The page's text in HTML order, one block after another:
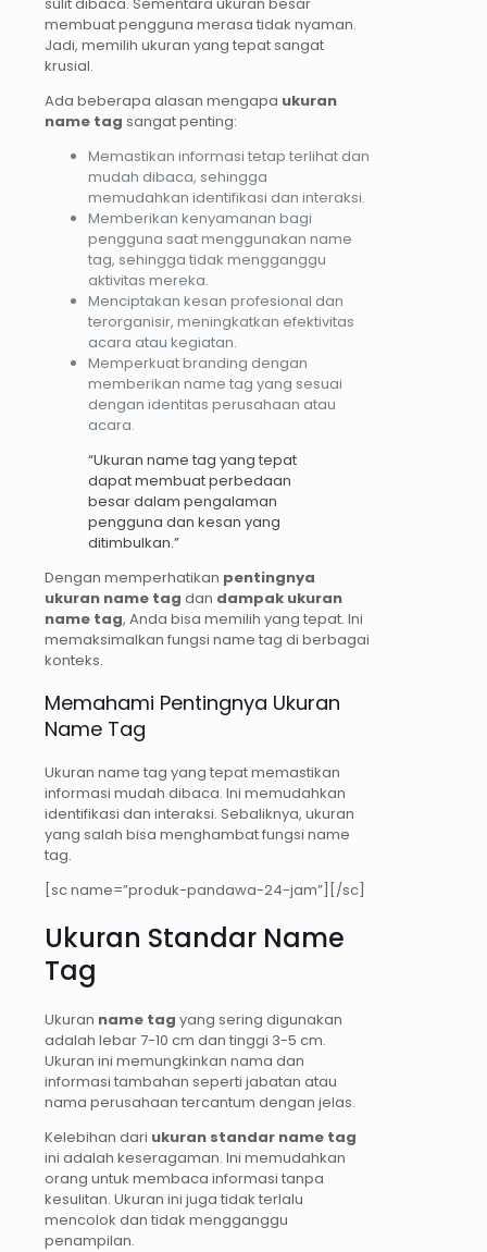
membuat pengguna merasa tidak nyaman.
Jadi, memilih ukuran yang tepat sangat
krusial.
Ada beberapa alasan mengapa ukuran
name tag sangat penting:
Memastikan informasi tetap terlihat dan
mudah dibaca, sehingga
memudahkan identifikasi dan interaksi.
Memberikan kenyamanan bagi
pengguna saat menggunakan name
tag, sehingga tidak mengganggu
aktivitas mereka.
Menciptakan kesan profesional dan
terorganisir, meningkatkan efektivitas
acara atau kegiatan.
Memperkuat branding dengan
memberikan name tag yang sesuai
dengan identitas perusahaan atau
acara.
“Ukuran name tag yang tepat
dapat membuat perbedaan
besar dalam pengalaman
pengguna dan kesan yang
ditimbulkan.”
Dengan memperhatikan pentingnya
ukuran name tag dan dampak ukuran
name tag, Anda bisa memilih yang tepat. Ini
memaksimalkan fungsi name tag di berbagai
konteks.
Memahami Pentingnya Ukuran
Name Tag
Ukuran name tag yang tepat memastikan
informasi mudah dibaca. Ini memudahkan
identifikasi dan interaksi. Sebaliknya, ukuran
yang salah bisa menghambat fungsi name
tag.
[sc name=”produk-pandawa-24-jam”][/sc]
Ukuran Standar Name
Tag
Ukuran name tag yang sering digunakan
adalah lebar 7-10 cm dan tinggi 3-5 cm.
Ukuran ini memungkinkan nama dan
informasi tambahan seperti jabatan atau
nama perusahaan tercantum dengan jelas.
Kelebihan dari ukuran standar name tag
ini adalah keseragaman. Ini memudahkan
orang untuk membaca informasi tanpa
kesulitan. Ukuran ini juga tidak terlalu
mencolok dan tidak mengganggu
penampilan.